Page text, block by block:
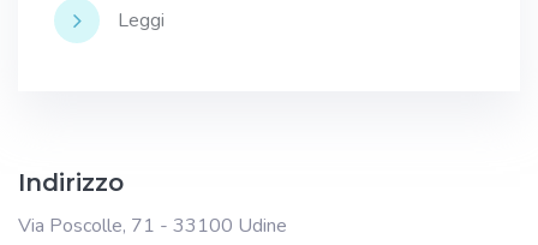
Leggi
Indirizzo
Via Poscolle, 71 - 33100 Udine